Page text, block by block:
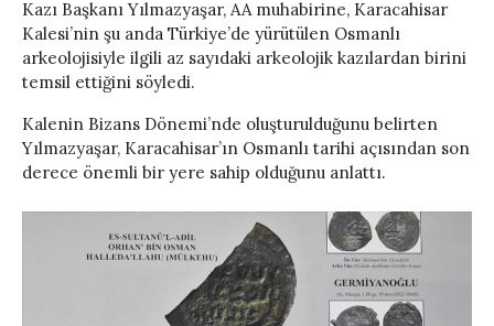
Kazı Başkanı Yılmazyaşar, AA muhabirine, Karacahisar
Kalesi’nin şu anda Türkiye’de yürütülen Osmanlı
arkeolojisiyle ilgili az sayıdaki arkeolojik kazılardan birini
temsil ettiğini söyledi.
Kalenin Bizans Dönemi’nde oluşturulduğunu belirten
Yılmazyaşar, Karacahisar’ın Osmanlı tarihi açısından son
derece önemli bir yere sahip olduğunu anlattı.